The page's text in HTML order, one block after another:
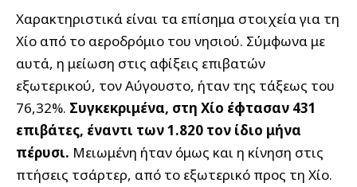
Χαρακτηριστικά είναι τα επίσημα στοιχεία για τη
Χίο από το αεροδρόμιο του νησιού. Σύμφωνα με
αυτά, η μείωση στις αφίξεις επιβατών
εξωτερικού, τον Αύγουστο, ήταν της τάξεως του
76,32%. Συγκεκριμένα, στη Χίο έφτασαν 431
επιβάτες, έναντι των 1.820 τον ίδιο μήνα
πέρυσι. Μειωμένη ήταν όμως και η κίνηση στις
πτήσεις τσάρτερ, από το εξωτερικό προς τη Χίο.